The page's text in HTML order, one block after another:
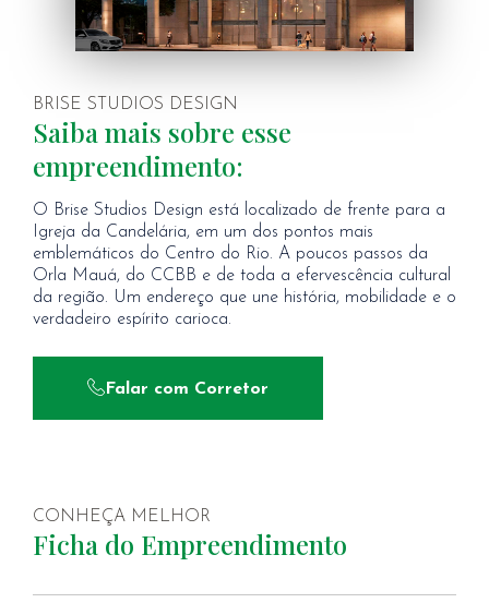
BRISE STUDIOS DESIGN
Saiba mais sobre esse
empreendimento:
O Brise Studios Design está localizado de frente para a
Igreja da Candelária, em um dos pontos mais
emblemáticos do Centro do Rio. A poucos passos da
Orla Mauá, do CCBB e de toda a efervescência cultural
da região. Um endereço que une história, mobilidade e o
verdadeiro espírito carioca.
Falar com Corretor
CONHEÇA MELHOR
Ficha do Empreendimento